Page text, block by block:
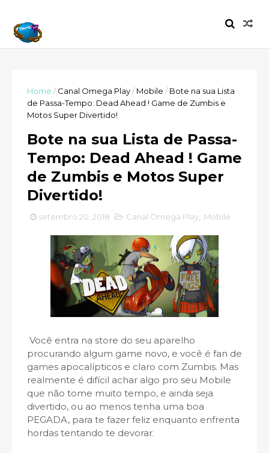
Home / Canal Omega Play/ Mobile / Bote na sua Lista
de Passa-Tempo: Dead Ahead ! Game de Zumbis e
Motos Super Divertido!
Bote na sua Lista de Passa-
Tempo: Dead Ahead ! Game
de Zumbis e Motos Super
Divertido!
setembro 20, 2018 Canal Omega Play Mobile
Você entra na store do seu aparelho
procurando algum game novo, e você é fan de
games apocalípticos e claro com Zumbis. Mas
realmente é difícil achar algo pro seu Mobile
que não tome muito tempo, e ainda seja
divertido, ou ao menos tenha uma boa
PEGADA, para te fazer feliz enquanto enfrenta
hordas tentando te devorar.